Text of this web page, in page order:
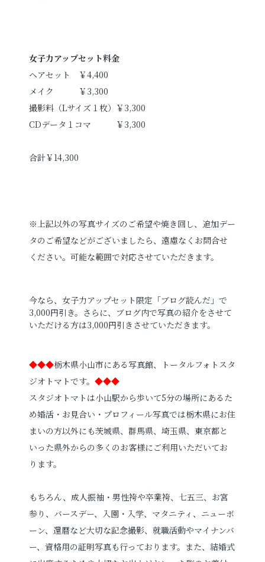
女子力アップセット料金
ヘアセット ￥4,400
メイク ￥3,300
撮影料（Lサイズ１枚）￥3,300
CDデータ１コマ ￥3,300
合計￥14,300
※上記以外の写真サイズのご希望や焼き回し、追加デー
タのご希望などがございましたら、遠慮なくお問合せ
ください。可能な範囲で対応させていただきます。
今なら、女子力アップセット限定「ブログ読んだ」で
3,000円引き。さらに、ブログ内で写真の紹介をさせて
いただける方は3,000円引きさせていただきます。
◆◆◆栃木県小山市にある写真館、トータルフォトスタ
ジオトマトです。◆◆◆
スタジオトマトは小山駅から歩いて5分の場所にあるた
め婚活・お見合い・プロフィール写真では栃木県にお住
まいの方以外にも茨城県、群馬県、埼玉県、東京都と
いった県外からの多くのお客様にご利用いただいてお
ります。
もちろん、 成人振袖・男性袴や卒業袴、七五三、お宮
参り、バースデー、入園・入学、マタニティ、ニューボ
ーン、還暦など大切な記念撮影、就職活動やマイナンバ
ー、資格用の証明写真も行っております。 また、結婚式